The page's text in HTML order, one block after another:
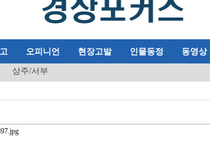
오피니언 현장고발 인물동정 동영상
상주/서부